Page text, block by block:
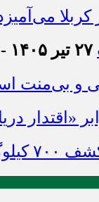
۲۷ تیر ۱۴۰۵ - ۲۱:۲۲
و بی‌منت
«اقتدار
مخدر